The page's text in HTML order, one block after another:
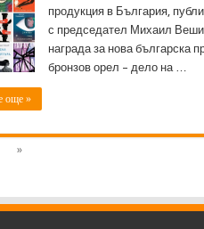
продукция в България,
с председател Михаил
награда за нова българска
бронзов орел – дело на …
още »
»